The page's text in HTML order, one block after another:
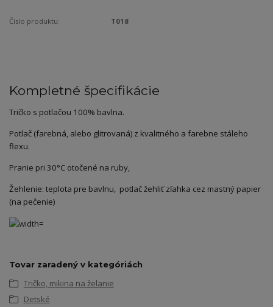
Číslo produktu: T018
Kompletné špecifikácie
Tričko s potlačou 100% bavlna.
Potlač (farebná, alebo glitrovaná) z kvalitného a farebne stáleho
flexu.
Pranie pri 30°C otočené na ruby,
Žehlenie: teplota pre bavlnu, potlač žehliť zľahka cez mastný papier
(na pečenie)
Tovar zaradený v kategóriách
Tričko, mikina na želanie
Detské